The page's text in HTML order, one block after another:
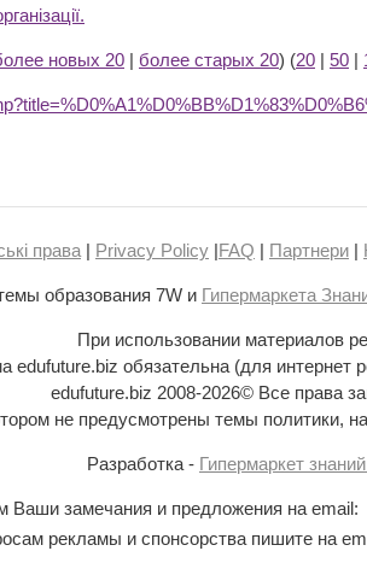
новых 20 | более старых 20) (20 | 50 |
права | Privacy Policy |FAQ | Партнери |
образования 7W и Гипермаркета
При использовании материалов
edufuture.biz обязательна (для интернет
edufuture.biz 2008-2026© Все права
не предусмотрены темы политики,
Разработка - Гипермаркет
Ваши замечания и предложения на email:
рекламы и спонсорства пишите на